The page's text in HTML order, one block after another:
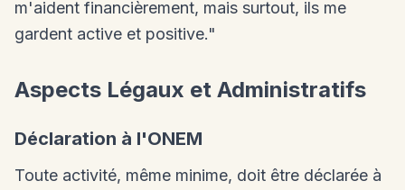
m'aident financièrement, mais surtout, ils me
gardent active et positive."
Aspects Légaux et Administratifs
Déclaration à l'ONEM
Toute activité, même minime, doit être déclarée à